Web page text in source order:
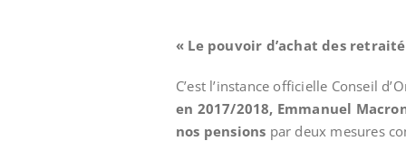
« Le pouvoir d’achat des
C’est l’instance officielle Conseil
en 2017/2018, Emmanuel
nos pensions par deux mesures